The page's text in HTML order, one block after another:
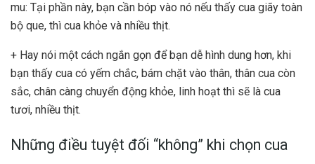
mu: Tại phần này, bạn cần bóp vào nó nếu thấy cua giãy toàn
bộ que, thì cua khỏe và nhiều thịt.
+ Hay nói một cách ngắn gọn để bạn dễ hình dung hơn, khi
bạn thấy cua có yếm chắc, bám chặt vào thân, thân cua còn
sắc, chân càng chuyển động khỏe, linh hoạt thì sẽ là cua
tươi, nhiều thịt.
Những điều tuyệt đối “không” khi chọn cua